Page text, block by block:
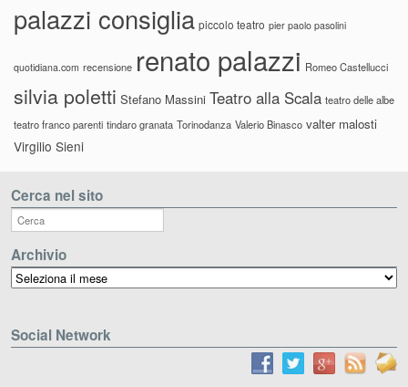
palazzi consiglia piccolo teatro pier paolo pasolini
quotidiana.com recensione renato palazzi Romeo Castellucci
silvia poletti Stefano Massini Teatro alla Scala teatro delle albe
teatro franco parenti tindaro granata Torinodanza Valerio Binasco valter malosti
Virgilio Sieni
Cerca nel sito
Archivio
Archivio
Social Network